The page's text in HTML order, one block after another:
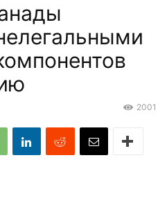
2001